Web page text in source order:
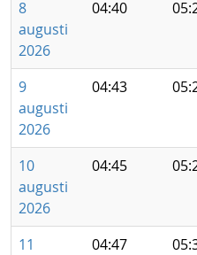
8
augusti
2026
04:40
9
augusti
2026
04:43
10
augusti
2026
04:45
11
04:47